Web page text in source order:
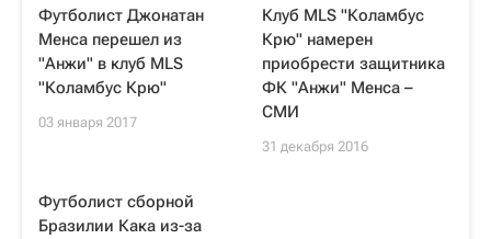
Футболист Джонатан
Менса перешел из
"Анжи" в клуб MLS
"Коламбус Крю"
03 января 2017
Клуб MLS "Коламбус
Крю" намерен
приобрести защитника
ФК "Анжи" Менса –
СМИ
31 декабря 2016
Футболист сборной
Бразилии Кака из-за